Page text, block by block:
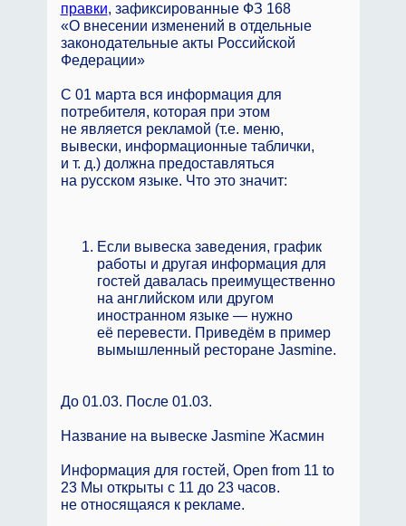
правки, зафиксированные ФЗ 168
«О внесении изменений в отдельные
законодательные акты Российской
Федерации»
С 01 марта вся информация для
потребителя, которая при этом
не является рекламой (т.е. меню,
вывески, информационные таблички,
и т. д.) должна предоставляться
на русском языке. Что это значит:
Если вывеска заведения, график
работы и другая информация для
гостей давалась преимущественно
на английском или другом
иностранном языке — нужно
её перевести. Приведём в пример
вымышленный ресторане Jasmine.
До 01.03. После 01.03.
Название на вывеске Jasmine Жасмин
Информация для гостей, Open from 11 to
23 Мы открыты с 11 до 23 часов.
не относящаяся к рекламе.